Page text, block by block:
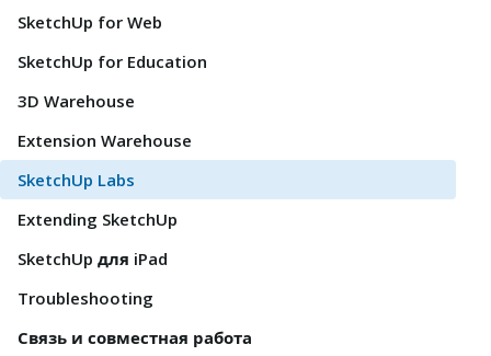
SketchUp for Web
SketchUp for Education
3D Warehouse
Extension Warehouse
SketchUp Labs
Extending SketchUp
SketchUp для iPad
Troubleshooting
Связь и совместная работа